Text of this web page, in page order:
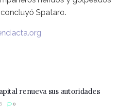
concluyó Spataro.
renueva sus autoridades
0